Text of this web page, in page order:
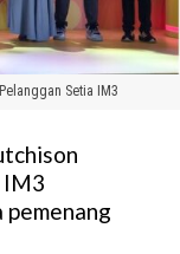
Setia IM3
IM3
pemenang